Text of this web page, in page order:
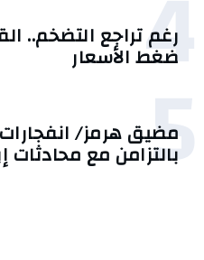
4
رغم تراجع التضخم..
ضغط الأسعار
5
مضيق هرمز/
بالتزامن مع محادثات